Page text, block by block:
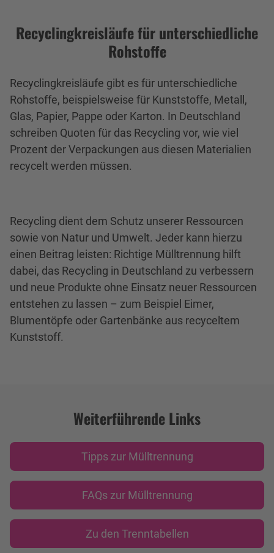
Recyclingkreisläufe für unterschiedliche
Rohstoffe
Recyclingkreisläufe gibt es für unterschiedliche
Rohstoffe, beispielsweise für Kunststoffe, Metall,
Glas, Papier, Pappe oder Karton. In Deutschland
schreiben Quoten für das Recycling vor, wie viel
Prozent der Verpackungen aus diesen Materialien
recycelt werden müssen.
Recycling dient dem Schutz unserer Ressourcen
sowie von Natur und Umwelt. Jeder kann hierzu
einen Beitrag leisten: Richtige Mülltrennung hilft
dabei, das Recycling in Deutschland zu verbessern
und neue Produkte ohne Einsatz neuer Ressourcen
entstehen zu lassen – zum Beispiel Eimer,
Blumentöpfe oder Gartenbänke aus recyceltem
Kunststoff.
Weiterführende Links
Tipps zur Mülltrennung
FAQs zur Mülltrennung
Zu den Trenntabellen